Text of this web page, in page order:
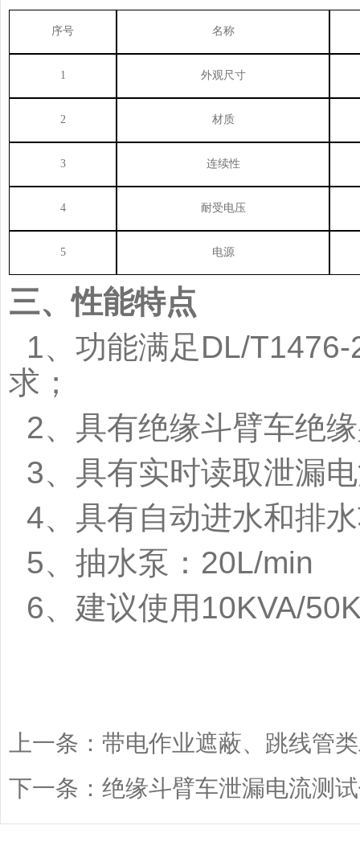
序号 名称
1 外观尺寸
2 材质
3 连续性
4 耐受电压
5 电源
三、性能特点
1、功能满足DL/
求；
2、具有绝缘斗臂车绝
3、具有实时读取泄漏
4、具有自动进水和排
5、抽水泵：20L/min
6、建议使用10KVA/
上一条： 带电作业遮蔽、跳线管
下一条： 绝缘斗臂车泄漏电流测